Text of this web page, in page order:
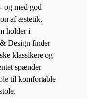
og med god
af æstetik,
holder i
Design finder
klassikere og
spænder
til komfortable